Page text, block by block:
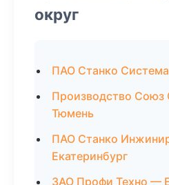
округ
ПАО Станко
Производство
Тюмень
ПАО Станко
Екатеринбург
ЗАО Профи Техно —